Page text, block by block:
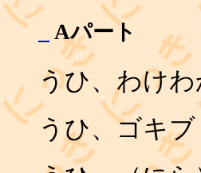
Aパート
うひ、わけ
うひ、ゴキ